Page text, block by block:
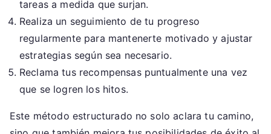
tareas a medida que surjan.
Realiza un seguimiento de tu progreso
regularmente para mantenerte motivado y ajustar
estrategias según sea necesario.
Reclama tus recompensas puntualmente una vez
que se logren los hitos.
Este método estructurado no solo aclara tu camino,